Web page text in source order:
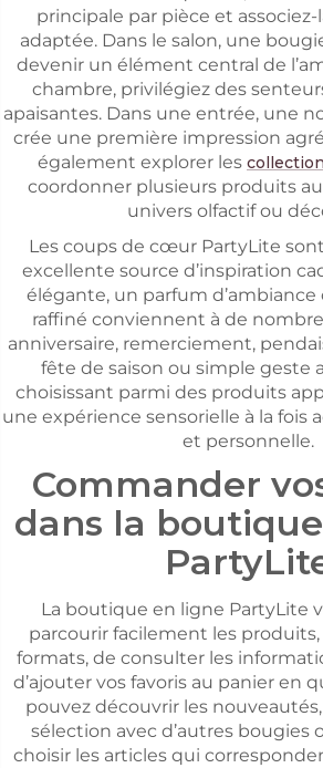
principale par pièce et
adaptée. Dans le salon, une
devenir un élément central de
chambre, privilégiez des
apaisantes. Dans une entrée, une
crée une première impression
également explorer les
coordonner plusieurs produits
univers olfactif ou
Les coups de cœur PartyLite
excellente source d’inspiration
élégante, un parfum d’ambiance
raffiné conviennent à de
anniversaire, remerciement,
fête de saison ou simple geste
choisissant parmi des produits
une expérience sensorielle à la fois
et personnelle.
Commander
dans la
La boutique en ligne PartyLite
parcourir facilement les
formats, de consulter les
d’ajouter vos favoris au panier en
pouvez découvrir les
sélection avec d’autres bougies
choisir les articles qui